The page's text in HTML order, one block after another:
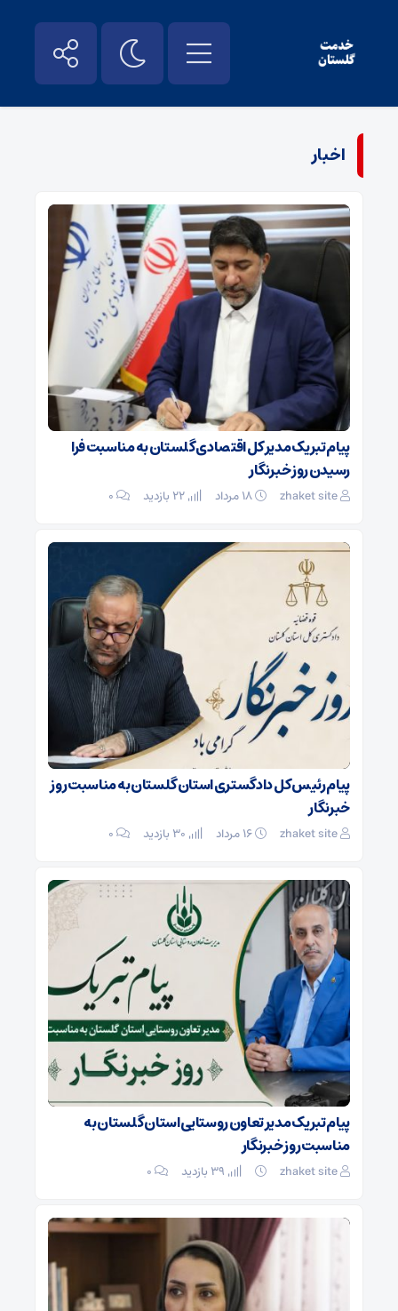
اخبار
پیام تبریک مدیر کل اقتصادی گلستان به مناسبت فرا
رسیدن روز خبرنگار
zhaket site ۰
پیام رئیس کل دادگستری استان گلستان به مناسبت روز
خبرنگار
zhaket site ۰
پیام تبریک مدیر تعاون روستایی استان گلستان به
مناسبت روز خبرنگار
zhaket site ۰